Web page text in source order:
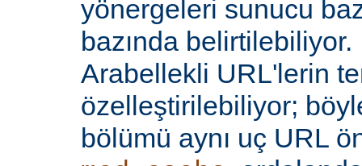
yönergeleri sunucu
bazında belirtilebiliyor.
Arabellekli URL'lerin
özelleştirilebiliyor;
bölümü aynı uç URL